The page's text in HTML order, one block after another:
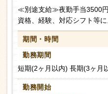
≪別途支給≫夜勤手当3500
資格、経験、対応シフト等
期間・時間
勤務期間
短期(2ヶ月以内) 長期(3ヶ月
勤務開始